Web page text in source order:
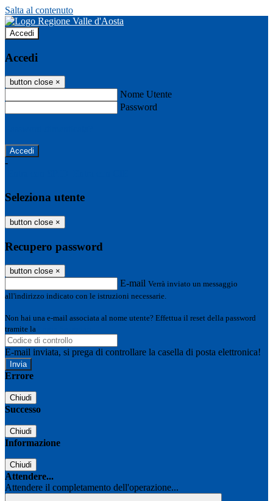
Salta al contenuto
Accedi
Accedi
button close ×
Nome Utente
Password
-
Seleziona utente
button close ×
Recupero password
button close ×
E-mail Verrà inviato un messaggio
all'indirizzo indicato con le istruzioni necessarie.
Non hai una e-mail associata al nome utente? Effettua il reset della password
tramite la
E-mail inviata, si prega di controllare la casella di posta elettronica!
Errore
Chiudi
Successo
Chiudi
Informazione
Chiudi
Attendere...
Attendere il completamento dell'operazione...